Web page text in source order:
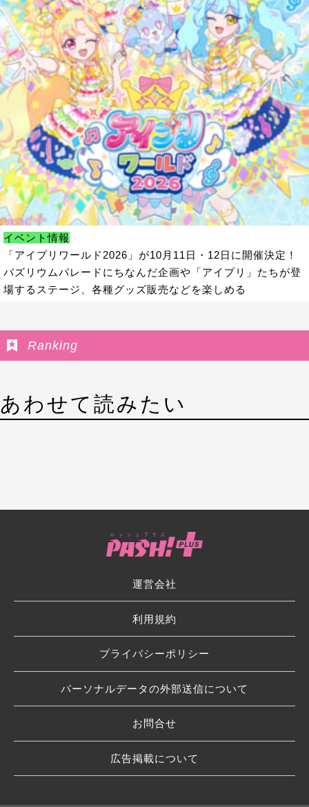
イベント情報
「アイプリワールド2026」が10月11日・12日に開催決定！
バズリウムパレードにちなんだ企画や「アイプリ」たちが登
場するステージ、各種グッズ販売などを楽しめる
Ranking
あわせて読みたい
運営会社
利用規約
プライバシーポリシー
パーソナルデータの外部送信について
お問合せ
広告掲載について